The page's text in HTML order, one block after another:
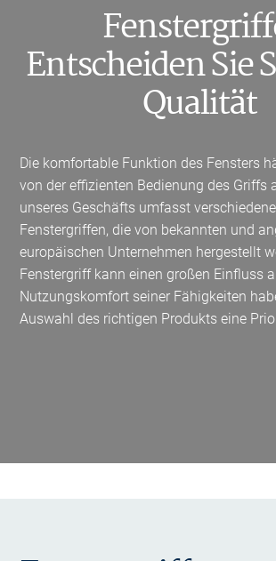
Entscheiden Sie
Qualität
Die komfortable Funktion des Fensters
von der effizienten Bedienung des Griffs
unseres Geschäfts umfasst
Fenstergriffen, die von bekannten und
europäischen Unternehmen hergestellt
Fenstergriff kann einen großen Einfluss
Nutzungskomfort seiner Fähigkeiten
Auswahl des richtigen Produkts eine